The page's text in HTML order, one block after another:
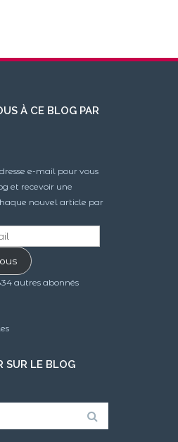
À CE BLOG PAR
e-mail pour vous
et recevoir une
nouvel article par
autres abonnés
SUR LE BLOG